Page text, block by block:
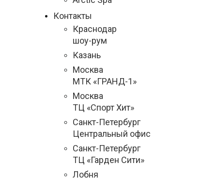
Контакты
Краснодар
шоу-рум
Казань
Москва
МТК «ГРАНД-1»
Москва
ТЦ «Спорт Хит»
Санкт-Петербург
Центральный офис
Санкт-Петербург
ТЦ «Гарден Сити»
Лобня